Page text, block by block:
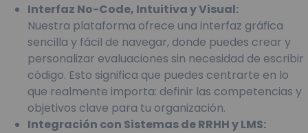
Interfaz No-Code, Intuitiva y Visual:
Nuestra plataforma ofrece una interfaz gráfica
sencilla y fácil de navegar, donde puedes crear y
personalizar evaluaciones sin necesidad de escribir
código. Esto significa que puedes centrarte en lo
que realmente importa: definir las competencias y
objetivos clave para tu organización.
Integración con Sistemas de RRHH y LMS: